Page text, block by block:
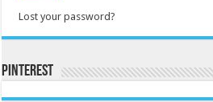
Lost your password?
Pinterest